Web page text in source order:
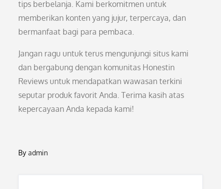
tips berbelanja. Kami berkomitmen untuk
memberikan konten yang jujur, terpercaya, dan
bermanfaat bagi para pembaca.
Jangan ragu untuk terus mengunjungi situs kami
dan bergabung dengan komunitas Honestin
Reviews untuk mendapatkan wawasan terkini
seputar produk favorit Anda. Terima kasih atas
kepercayaan Anda kepada kami!
Byadmin